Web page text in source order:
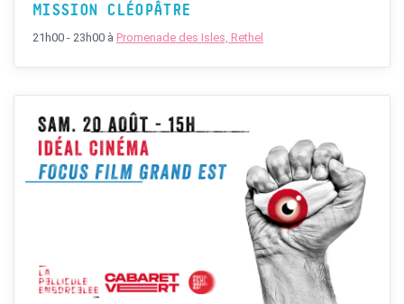
MISSION CLÉOPÂTRE
21h00 - 23h00 à Promenade des Isles, Rethel